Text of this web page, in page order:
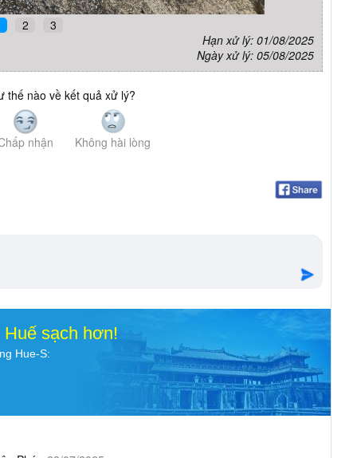
2
3
Hạn xử lý: 01/08/2025
Ngày xử lý: 05/08/2025
thế nào về kết quả xử lý?
nhận Không hài lòng
sạch hơn!
Hue-S: